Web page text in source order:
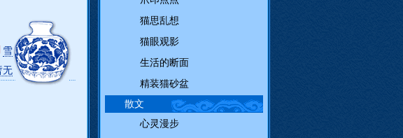
雪
无
猫思乱想
猫眼观影
生活的断面
精装猫砂盆
散文
心灵漫步